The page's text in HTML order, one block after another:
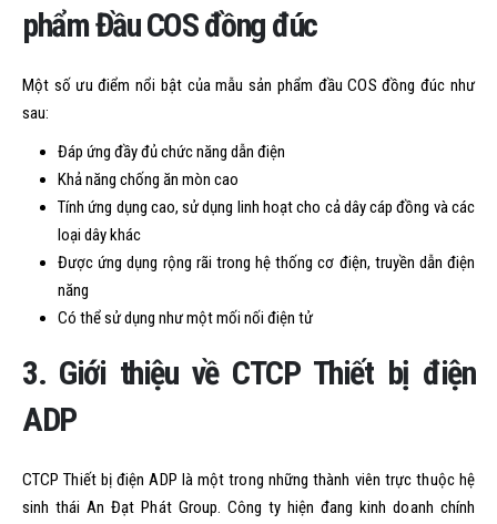
phẩm Đầu COS đồng đúc
Một số ưu điểm nổi bật của mẫu sản phẩm đầu COS đồng đúc như
sau:
Đáp ứng đầy đủ chức năng dẫn điện
Khả năng chống ăn mòn cao
Tính ứng dụng cao, sử dụng linh hoạt cho cả dây cáp đồng và các
loại dây khác
Được ứng dụng rộng rãi trong hệ thống cơ điện, truyền dẫn điện
năng
Có thể sử dụng như một mối nối điện tử
3. Giới thiệu về CTCP Thiết bị điện
ADP
CTCP Thiết bị điện ADP là một trong những thành viên trực thuộc hệ
sinh thái An Đạt Phát Group. Công ty hiện đang kinh doanh chính